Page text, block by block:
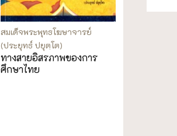
สมเด็จพระพุทธโฆษาจารย์
(ประยุทธ์ ปยุตฺโต)
ทางสายอิสรภาพของการ
ศึกษาไทย